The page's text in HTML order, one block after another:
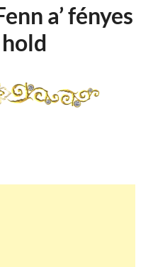
a’ fényes